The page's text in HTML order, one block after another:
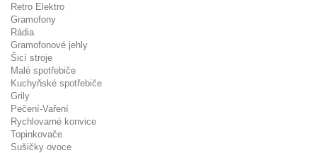
Retro Elektro
Gramofony
Rádia
Gramofonové jehly
Šicí stroje
Malé spotřebiče
Kuchyňské spotřebiče
Grily
Pečení-Vaření
Rychlovarné konvice
Topinkovače
Sušičky ovoce